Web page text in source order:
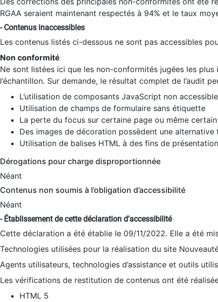
RGAA seraient maintenant respectés à 94% et le taux
- Contenus inaccessibles
Les contenus listés ci-dessous ne sont pas accessibles
Non conformité
Ne sont listées ici que les non-conformités jugées les
l’échantillon. Sur demande, le résultat complet de l’audit
L’utilisation de composants JavaScript non
Utilisation de champs de formulaire sans étiquette
La perte du focus sur certaine page ou même
Des images de décoration possèdent une alternative
Utilisation de balises HTML à des fins de
Dérogations pour charge disproportionnée
Néant
Contenus non soumis à l’obligation d’accessibilité
Néant
- Établissement de cette déclaration d'accessibilité
Cette déclaration a été établie le 09/11/2022. Elle a été
Technologies utilisées pour la réalisation du site
Agents utilisateurs, technologies d’assistance et outils
Les vérifications de restitution de contenus ont été
HTML 5